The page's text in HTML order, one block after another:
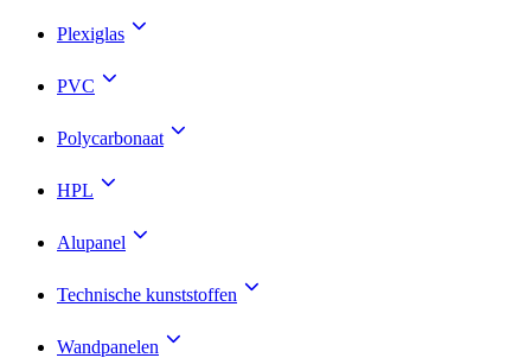
Plexiglas
PVC
Polycarbonaat
HPL
Alupanel
Technische kunststoffen
Wandpanelen